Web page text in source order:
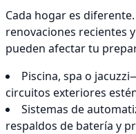
Cada hogar es
renovaciones recientes
pueden afectar tu
Piscina, spa o
circuitos exteriores
Sistemas de
respaldos de batería y